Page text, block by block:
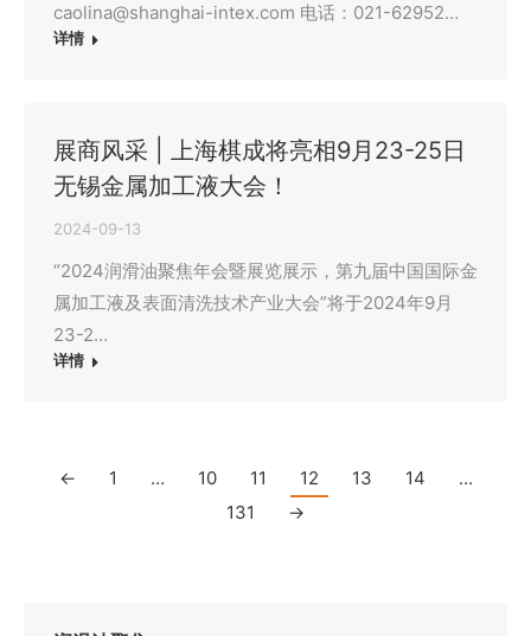
caolina@shanghai-intex.com 电话：021-62952…
详情
展商风采 | 上海棋成将亮相9月23-25日
无锡金属加工液大会！
2024-09-13
“2024润滑油聚焦年会暨展览展示，第九届中国国际金
属加工液及表面清洗技术产业大会”将于2024年9月
23-2…
详情
← 1 … 10 11 12 13 14
…
131
→